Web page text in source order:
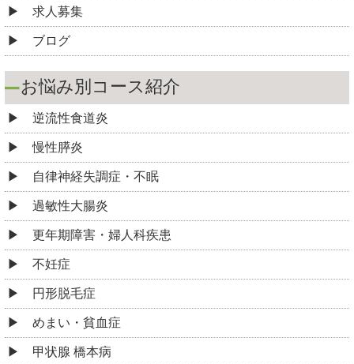
求人募集
ブログ
お悩み別コース紹介
逆流性食道炎
慢性膵炎
自律神経失調症・不眠
過敏性大腸炎
更年期障害・婦人科疾患
不妊症
円形脱毛症
めまい・貧血症
甲状腺 橋本病